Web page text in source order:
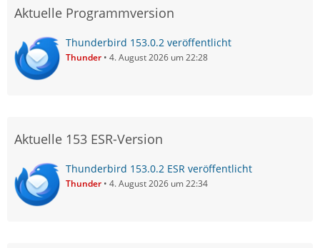
Aktuelle Programmversion
Thunderbird 153.0.2 veröffentlicht
Thunder 4. August 2026 um 22:28
Aktuelle 153 ESR-Version
Thunderbird 153.0.2 ESR veröffentlicht
Thunder 4. August 2026 um 22:34